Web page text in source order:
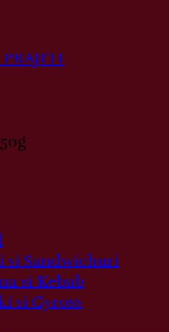
si Sandwichuri
si Kebab
si Gyross